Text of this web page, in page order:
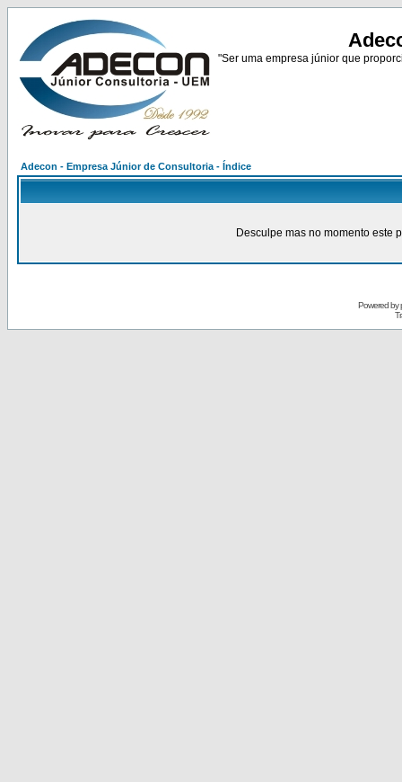
"Ser uma empresa júnior que
Adecon - Empresa Júnior de Consultoria - Índice
Desculpe mas no momento este
Powered by